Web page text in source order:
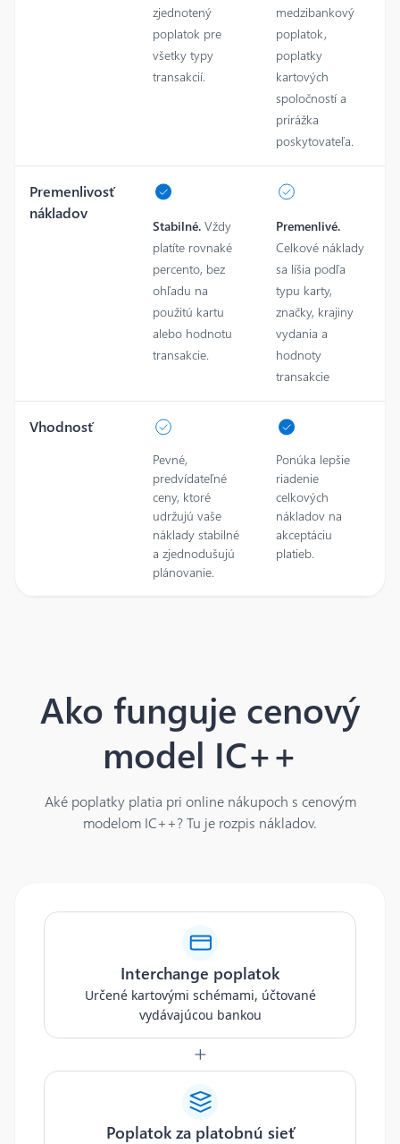
zjednotený
poplatok pre
všetky typy
transakcií.
medzibankový
poplatok,
poplatky
kartových
spoločností a
prirážka
poskytovateľa.
Premenlivosť
nákladov
Stabilné. Vždy
platíte rovnaké
percento, bez
ohľadu na
použitú kartu
alebo hodnotu
transakcie.
Premenlivé.
Celkové náklady
sa líšia podľa
typu karty,
značky, krajiny
vydania a
hodnoty
transakcie
Vhodnosť
Pevné,
predvídateľné
ceny, ktoré
udržujú vaše
náklady stabilné
a zjednodušujú
plánovanie.
Ponúka lepšie
riadenie
celkových
nákladov na
akceptáciu
platieb.
Ako funguje cenový
model IC++
Aké poplatky platia pri online nákupoch s cenovým
modelom IC++? Tu je rozpis nákladov.
Interchange poplatok
Určené kartovými schémami, účtované
vydávajúcou bankou
Poplatok za platobnú sieť